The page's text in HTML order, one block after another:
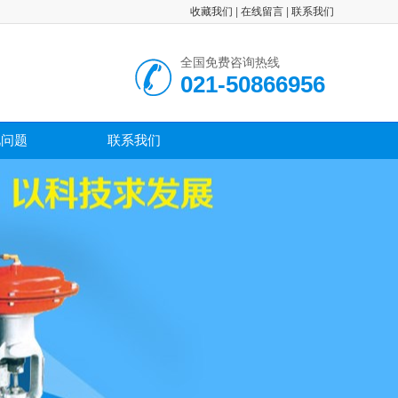
收藏我们 在线留言 联系我们
全国免费咨询热线
021-50866956
题 联系我们